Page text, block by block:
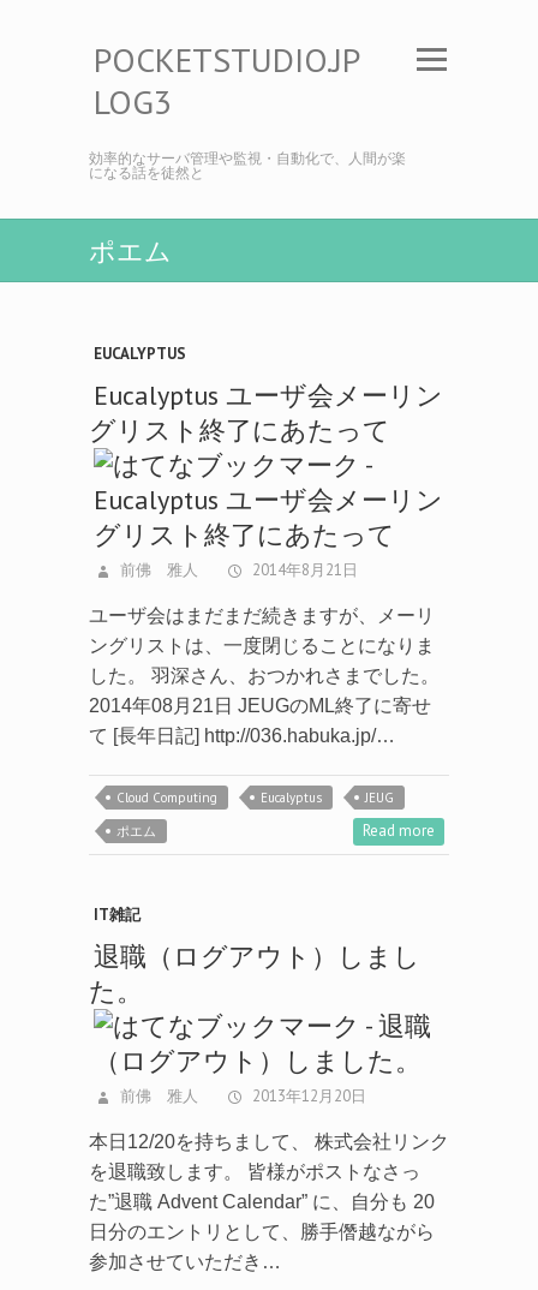
POCKETSTUDIO.JP
LOG3
効率的なサーバ管理や監視・自動化で、人間が楽
になる話を徒然と
ポエム
EUCALYPTUS
Eucalyptus ユーザ会メーリン
グリスト終了にあたって
前佛 雅人 2014年8月21日
ユーザ会はまだまだ続きますが、メーリ
ングリストは、一度閉じることになりま
した。 羽深さん、おつかれさまでした。
2014年08月21日 JEUGのML終了に寄せ
て [長年日記] http://036.habuka.jp/…
Cloud Computing Eucalyptus
JEUG
ポエム
Read more
IT雑記
退職（ログアウト）しまし
た。
前佛 雅人 2013年12月20日
本日12/20を持ちまして、 株式会社リンク
を退職致します。 皆様がポストなさっ
た”退職 Advent Calendar” に、自分も 20
日分のエントリとして、勝手僭越ながら
参加させていただき…